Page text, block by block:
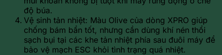
độ búa.
Vệ sinh tản nhiệt: Màu Olive của dòng XPRO giúp
chống bám bẩn tốt, nhưng cần dùng khí nén thổi
sạch bụi tại các khe tản nhiệt phía sau đuôi máy để
bảo vệ mạch ESC khỏi tình trạng quá nhiệt.